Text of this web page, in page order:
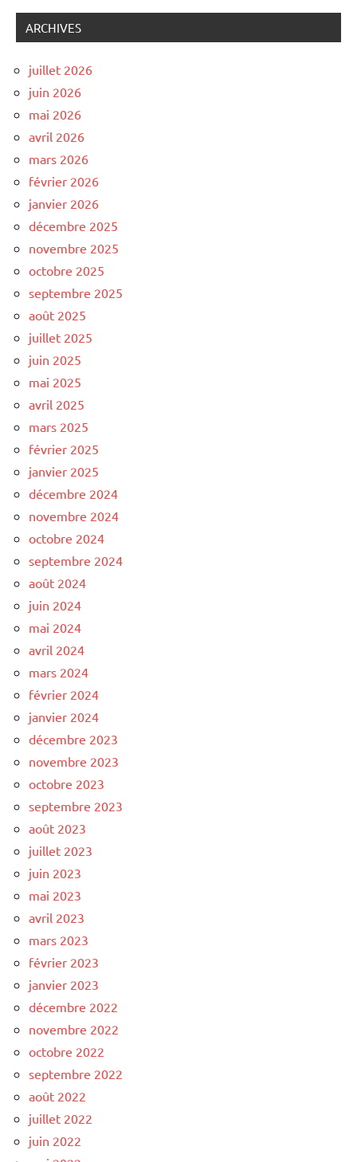
ARCHIVES
juillet 2026
juin 2026
mai 2026
avril 2026
mars 2026
février 2026
janvier 2026
décembre 2025
novembre 2025
octobre 2025
septembre 2025
août 2025
juillet 2025
juin 2025
mai 2025
avril 2025
mars 2025
février 2025
janvier 2025
décembre 2024
novembre 2024
octobre 2024
septembre 2024
août 2024
juin 2024
mai 2024
avril 2024
mars 2024
février 2024
janvier 2024
décembre 2023
novembre 2023
octobre 2023
septembre 2023
août 2023
juillet 2023
juin 2023
mai 2023
avril 2023
mars 2023
février 2023
janvier 2023
décembre 2022
novembre 2022
octobre 2022
septembre 2022
août 2022
juillet 2022
juin 2022